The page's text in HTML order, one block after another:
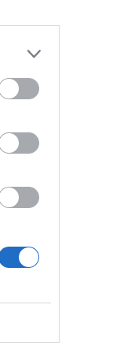
PMP (Tomac)
Forța Dreptei (L.
SENS
POT (Gavrilă)
Acțiunea
PDF (Lazarus)
PNCR (Terheș)